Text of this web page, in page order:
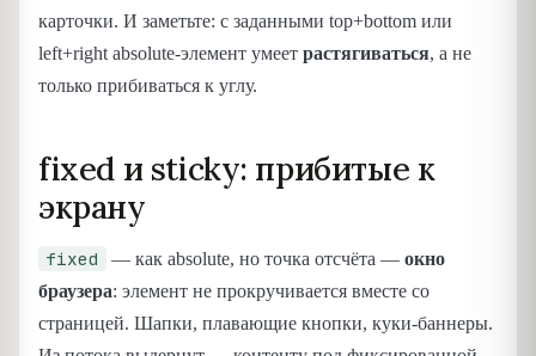
карточки. И заметьте: с заданными top+bottom или
left+right absolute-элемент умеет растягиваться, а не
только прибиваться к углу.
fixed и sticky: прибитые к
экрану
fixed — как absolute, но точка отсчёта — окно
браузера: элемент не прокручивается вместе со
страницей. Шапки, плавающие кнопки, куки-баннеры.